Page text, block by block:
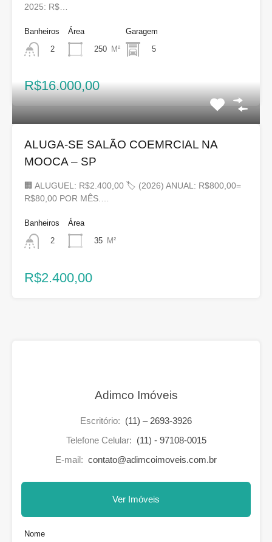
2025: R$…
Banheiros
2
Área
250 M²
Garagem
5
R$16.000,00
ALUGA-SE SALÃO COEMRCIAL NA
MOOCA – SP
🏢 ALUGUEL: R$2.400,00 🏷 (2026) ANUAL: R$800,00=
R$80,00 POR MÊS.…
Banheiros
2
Área
35 M²
R$2.400,00
Adimco Imóveis
Escritório: (11) – 2693-3926
Telefone Celular: (11) - 97108-0015
E-mail: contato@adimcoimoveis.com.br
Ver Imóveis
Nome